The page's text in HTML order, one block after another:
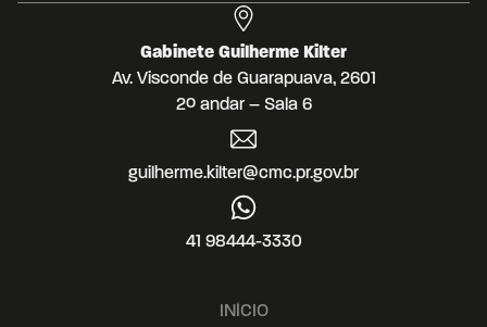
Gabinete Guilherme Kilter
Av. Visconde de Guarapuava, 2601
2º andar – Sala 6
guilherme.kilter@cmc.pr.gov.br
41 98444-3330
INÍCIO